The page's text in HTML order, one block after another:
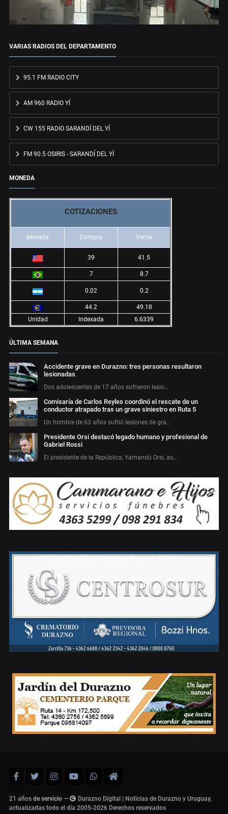
VARIAS RADIOS DEL DEPARTAMENTO
95.1 FM RADIO CITY
AM 960 RADIO YÍ
CW 155 RADIO SARANDÍ DEL YÍ
FM 90.5 OSIRIS - SARANDÍ DEL YÍ
MONEDA
COTIZACIONES
Moneda Compra Venta
39 41.5
7 8.7
0.02 0.2
44.2
49.18
Unidad
Indexada 6.6339
ÚLTIMA SEMANA
Accidente grave en Durazno: tres personas resultaron
lesionadas
Dos adolescentes de 17 años sufrieron lesio…
Comisaría de Carlos Reyles coordinó el rescate de un
conductor atrapado tras un grave siniestro en Ruta 5
Un hombre de 63 años sufrió lesiones de gra…
Presidente Orsi destacó legado humano y profesional de
Gabriel Rossi
El presidente de la República, Yamandú Orsi, as…
21 años de servicio —
Durazno Digital | Noticias de Durazno y Uruguay,
actualizadas todo el día 2005-2026 Derechos reservados